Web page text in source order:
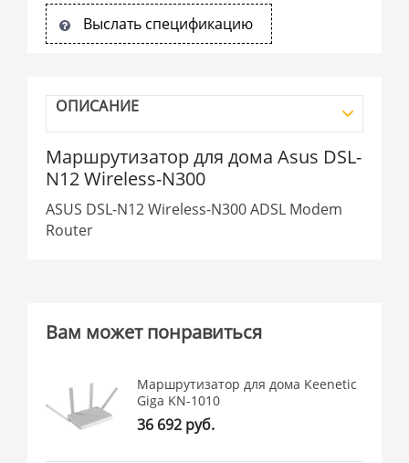
Выслать спецификацию
ОПИСАНИЕ
Маршрутизатор для дома Asus DSL-
N12 Wireless-N300
ASUS DSL-N12 Wireless-N300 ADSL Modem
Router
Вам может понравиться
Маршрутизатор для дома Keenetic
Giga KN-1010
36 692 руб.